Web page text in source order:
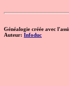
Généalogie créée avec
Auteur: Infoduc